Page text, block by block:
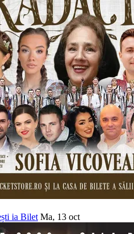
ia Bilet Ma, 13 oct